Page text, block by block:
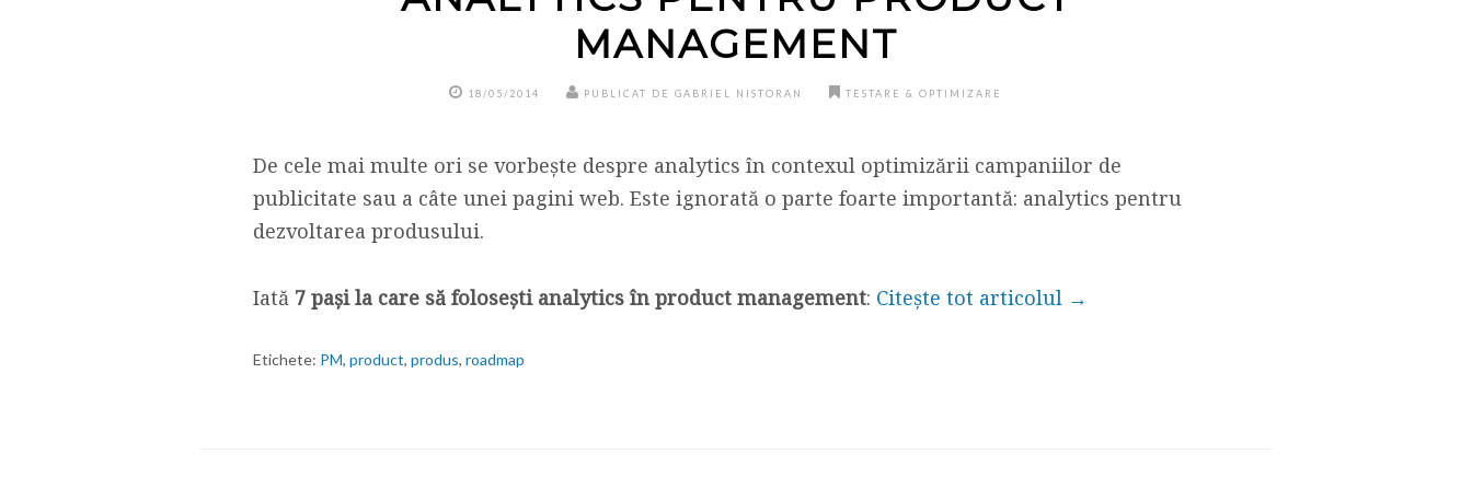
MANAGEMENT
18/05/2014 PUBLICAT DE GABRIEL NISTORAN TESTARE & OPTIMIZARE
De cele mai multe ori se vorbește despre analytics în contexul optimizării campaniilor de
publicitate sau a câte unei pagini web. Este ignorată o parte foarte importantă: analytics pentru
dezvoltarea produsului.
Iată 7 pași la care să folosești analytics în product management: Citește tot articolul →
Etichete: PM, product, produs, roadmap